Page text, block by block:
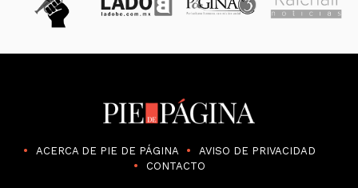
ACERCA DE PIE DE PÁGINA
AVISO DE PRIVACIDAD
CONTACTO